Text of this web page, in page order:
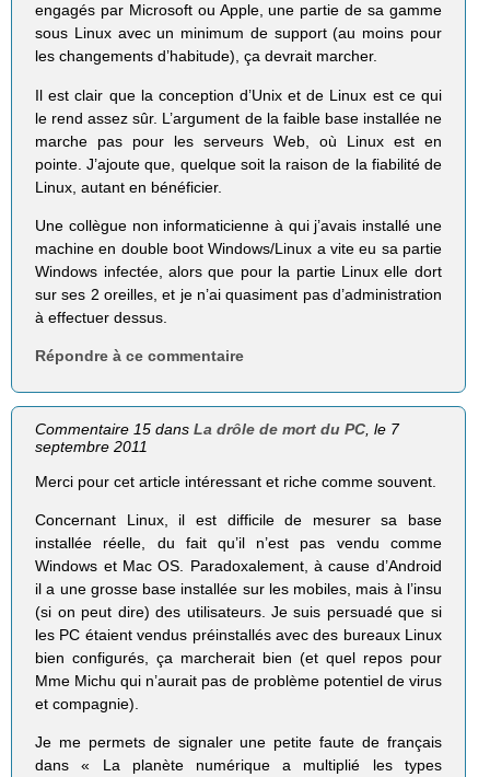
engagés par Microsoft ou Apple, une partie de sa gamme
sous Linux avec un minimum de support (au moins pour
les changements d’habitude), ça devrait marcher.
Il est clair que la conception d’Unix et de Linux est ce qui
le rend assez sûr. L’argument de la faible base installée ne
marche pas pour les serveurs Web, où Linux est en
pointe. J’ajoute que, quelque soit la raison de la fiabilité de
Linux, autant en bénéficier.
Une collègue non informaticienne à qui j’avais installé une
machine en double boot Windows/Linux a vite eu sa partie
Windows infectée, alors que pour la partie Linux elle dort
sur ses 2 oreilles, et je n’ai quasiment pas d’administration
à effectuer dessus.
Répondre à ce commentaire
Commentaire 15 dansLa drôle de mort du PC , le 7
septembre 2011
Merci pour cet article intéressant et riche comme souvent.
Concernant Linux, il est difficile de mesurer sa base
installée réelle, du fait qu’il n’est pas vendu comme
Windows et Mac OS. Paradoxalement, à cause d’Android
il a une grosse base installée sur les mobiles, mais à l’insu
(si on peut dire) des utilisateurs. Je suis persuadé que si
les PC étaient vendus préinstallés avec des bureaux Linux
bien configurés, ça marcherait bien (et quel repos pour
Mme Michu qui n’aurait pas de problème potentiel de virus
et compagnie).
Je me permets de signaler une petite faute de français
dans « La planète numérique a multiplié les types